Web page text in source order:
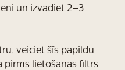
un izvadiet 2–3
veiciet šīs papildu
pirms lietošanas filtrs